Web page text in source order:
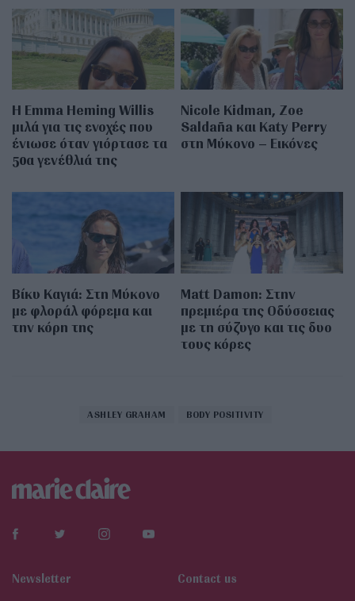
H Emma Heming Willis
μιλά για τις ενοχές που
ένιωσε όταν γιόρτασε τα
50α γενέθλιά της
Nicole Kidman, Zoe
Saldaña και Katy Perry
στη Μύκονο – Εικόνες
Βίκυ Καγιά: Στη Μύκονο
με φλοράλ φόρεμα και
την κόρη της
Matt Damon: Στην
πρεμιέρα της Οδύσσειας
με τη σύζυγο και τις δυο
τους κόρες
ASHLEY GRAHAM BODY POSITIVITY
Newsletter Contact us